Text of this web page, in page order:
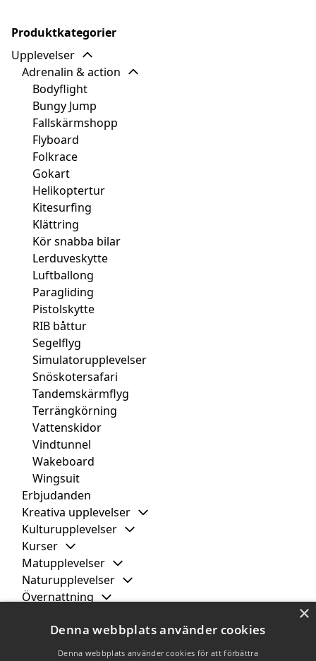
Produktkategorier
Upplevelser
Adrenalin & action
Bodyflight
Bungy Jump
Fallskärmshopp
Flyboard
Folkrace
Gokart
Helikoptertur
Kitesurfing
Klättring
Kör snabba bilar
Lerduveskytte
Luftballong
Paragliding
Pistolskytte
RIB båttur
Segelflyg
Simulatorupplevelser
Snöskotersafari
Tandemskärmflyg
Terrängkörning
Vattenskidor
Vindtunnel
Wakeboard
Wingsuit
Erbjudanden
Kreativa upplevelser
Kulturupplevelser
Kurser
Matupplevelser
Naturupplevelser
Övernattning
Spa & wellness
×
Denna webbplats använder cookies
Denna webbplats använder cookies för att förbättra